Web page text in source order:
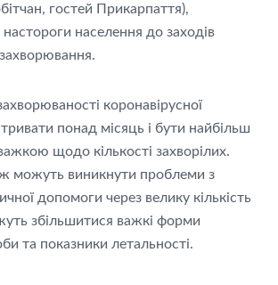
гостей Прикарпаття),
населення до заходів
коронавірусної
понад місяць і бути найбільш
щодо кількості захворілих.
можуть виникнути проблеми з
допомоги через велику кількість
збільшитися важкі форми
та показники летальності.